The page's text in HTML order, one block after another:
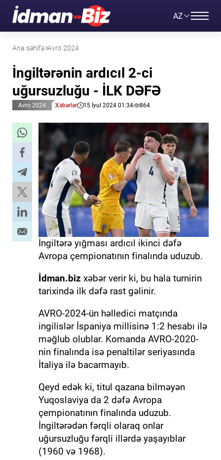
AZ
Ana səhifə Avro 2024
İngiltərənin ardıcıl 2-ci
uğursuzluğu - İLK DƏFƏ
Avro 2024 Xəbərlər 15 İyul 2024 01:34 864
İngiltərə yığması ardıcıl ikinci dəfə
Avropa çempionatının finalında uduzub.
İdman.biz xəbər verir ki, bu hala turnirin
tarixində ilk dəfə rast gəlinir.
AVRO-2024-ün həlledici matçında
ingilislər İspaniya millisinə 1:2 hesabı ilə
məğlub olublar. Komanda AVRO-2020-
nin finalında isə penaltilər seriyasında
İtaliya ilə bacarmayıb.
Qeyd edək ki, titul qazana bilməyən
Yuqoslaviya da 2 dəfə Avropa
çempionatının finalında uduzub.
İngiltərədən fərqli olaraq onlar
uğursuzluğu fərqli illərdə yaşayıblar
(1960 və 1968).